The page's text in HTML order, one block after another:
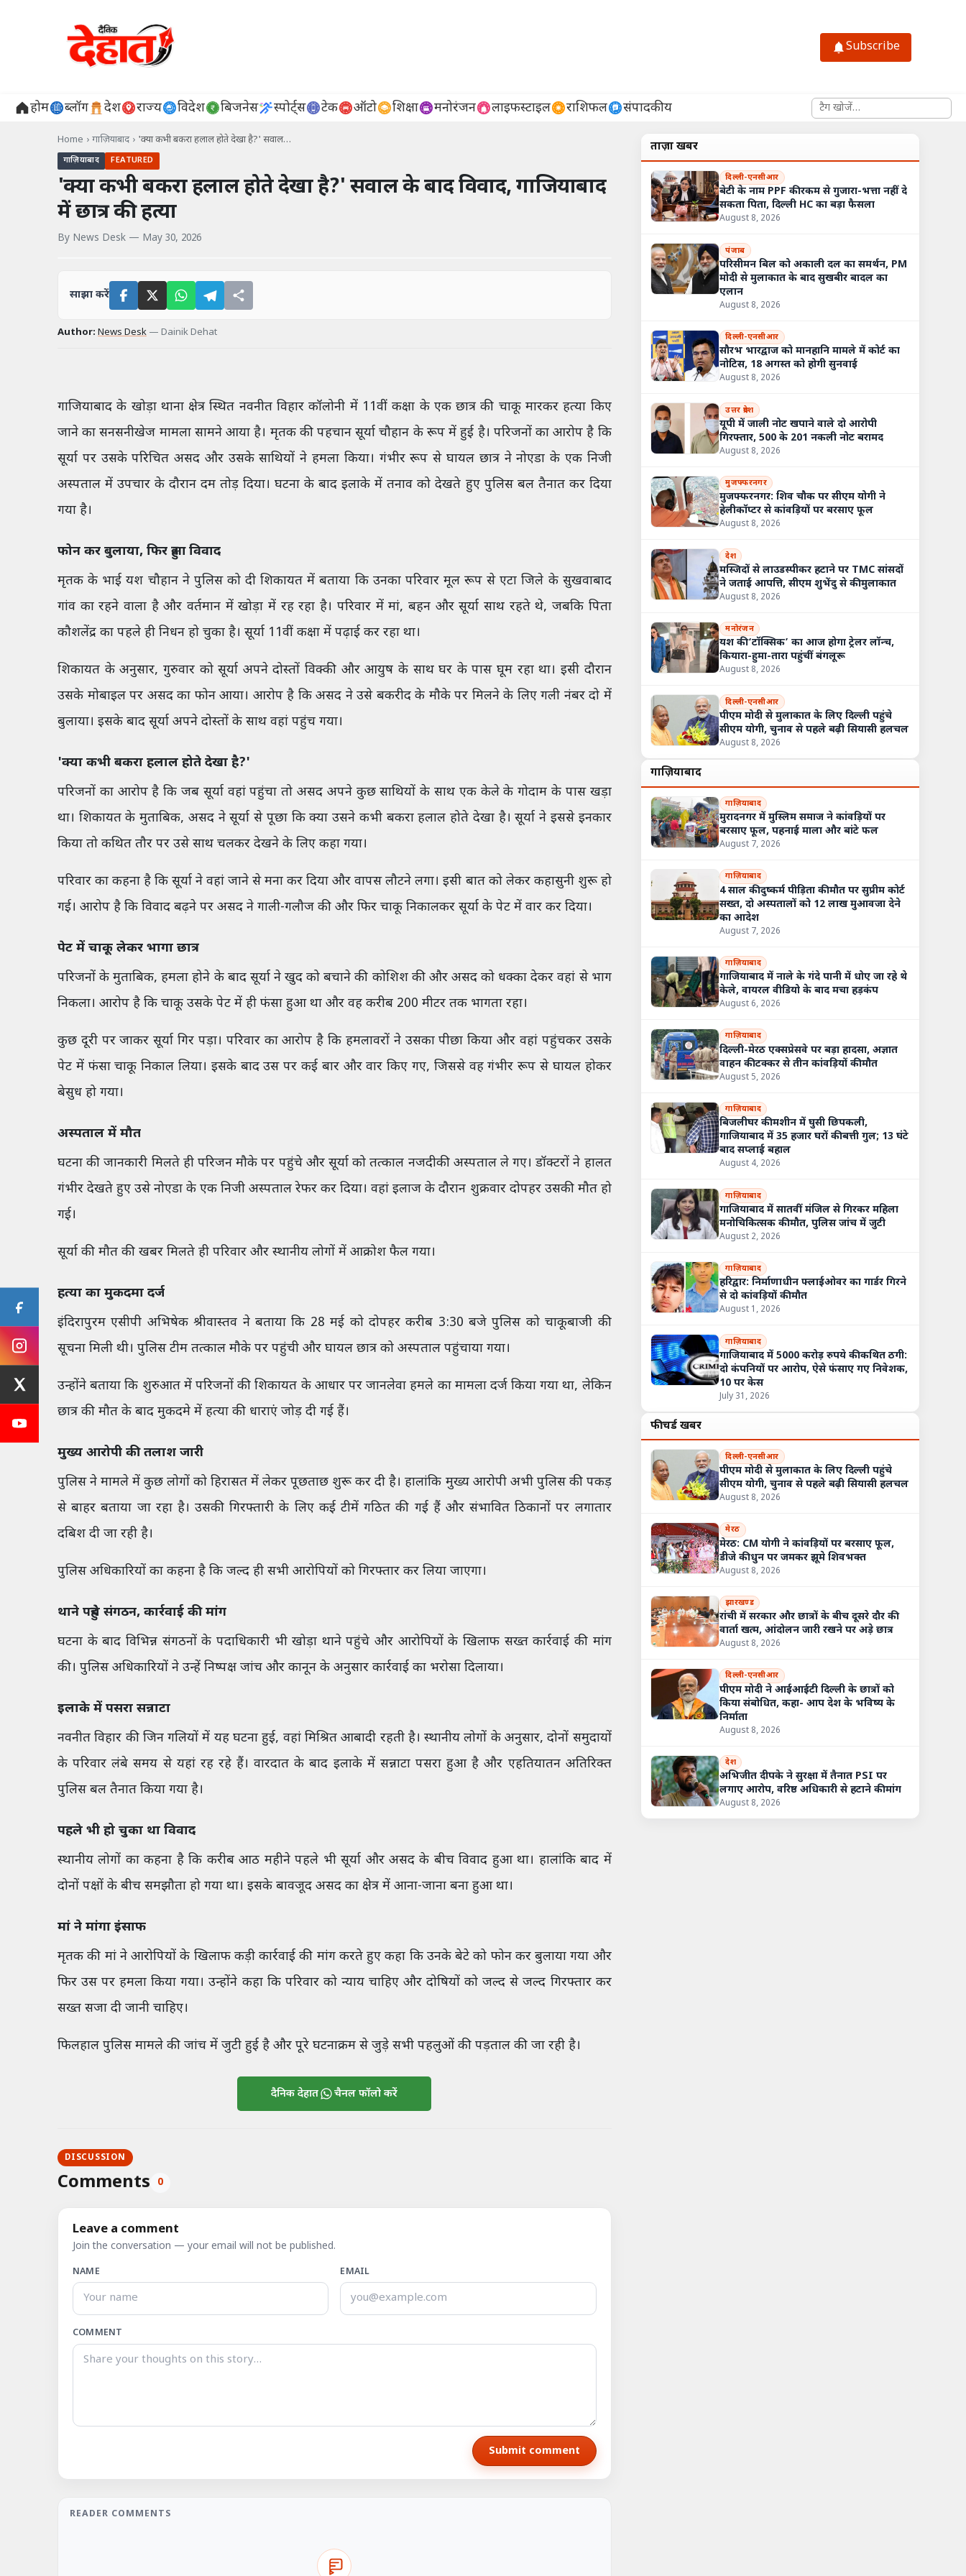
Subscribe
होम ब्लॉग देश राज्य विदेश बिजनेस स्पोर्ट्स टेक ऑटो शिक्षा मनोरंजन लाइफस्टाइल राशिफल संपादकीय साइट में खोजें
Home › गाज़ियाबाद › 'क्या कभी बकरा हलाल होते देखा है?' सवाल…
गाज़ियाबाद FEATURED
'क्या कभी बकरा हलाल होते देखा है?' सवाल के बाद विवाद, गाजियाबाद
में छात्र की हत्या
By News Desk — May 30, 2026
साझा करें
Author: News Desk — Dainik Dehat
गाजियाबाद के खोड़ा थाना क्षेत्र स्थित नवनीत विहार कॉलोनी में 11वीं कक्षा के एक छात्र की चाकू मारकर हत्या किए
जाने का सनसनीखेज मामला सामने आया है। मृतक की पहचान सूर्या चौहान के रूप में हुई है। परिजनों का आरोप है कि
सूर्या पर उसके परिचित असद और उसके साथियों ने हमला किया। गंभीर रूप से घायल छात्र ने नोएडा के एक निजी
अस्पताल में उपचार के दौरान दम तोड़ दिया। घटना के बाद इलाके में तनाव को देखते हुए पुलिस बल तैनात कर दिया
गया है।
फोन कर बुलाया, फिर हुआ विवाद
मृतक के भाई यश चौहान ने पुलिस को दी शिकायत में बताया कि उनका परिवार मूल रूप से एटा जिले के सुखवाबाद
गांव का रहने वाला है और वर्तमान में खोड़ा में रह रहा है। परिवार में मां, बहन और सूर्या साथ रहते थे, जबकि पिता
कौशलेंद्र का पहले ही निधन हो चुका है। सूर्या 11वीं कक्षा में पढ़ाई कर रहा था।
शिकायत के अनुसार, गुरुवार को सूर्या अपने दोस्तों विक्की और आयुष के साथ घर के पास घूम रहा था। इसी दौरान
उसके मोबाइल पर असद का फोन आया। आरोप है कि असद ने उसे बकरीद के मौके पर मिलने के लिए गली नंबर दो में
बुलाया। इसके बाद सूर्या अपने दोस्तों के साथ वहां पहुंच गया।
'क्या कभी बकरा हलाल होते देखा है?'
परिजनों का आरोप है कि जब सूर्या वहां पहुंचा तो असद अपने कुछ साथियों के साथ एक केले के गोदाम के पास खड़ा
था। शिकायत के मुताबिक, असद ने सूर्या से पूछा कि क्या उसने कभी बकरा हलाल होते देखा है। सूर्या ने इससे इनकार
किया तो कथित तौर पर उसे साथ चलकर देखने के लिए कहा गया।
परिवार का कहना है कि सूर्या ने वहां जाने से मना कर दिया और वापस लौटने लगा। इसी बात को लेकर कहासुनी शुरू हो
गई। आरोप है कि विवाद बढ़ने पर असद ने गाली-गलौज की और फिर चाकू निकालकर सूर्या के पेट में वार कर दिया।
पेट में चाकू लेकर भागा छात्र
परिजनों के मुताबिक, हमला होने के बाद सूर्या ने खुद को बचाने की कोशिश की और असद को धक्का देकर वहां से भाग
निकला। आरोप है कि चाकू उसके पेट में ही फंसा हुआ था और वह करीब 200 मीटर तक भागता रहा।
कुछ दूरी पर जाकर सूर्या गिर पड़ा। परिवार का आरोप है कि हमलावरों ने उसका पीछा किया और वहां पहुंचकर उसके
पेट में फंसा चाकू निकाल लिया। इसके बाद उस पर कई बार और वार किए गए, जिससे वह गंभीर रूप से घायल होकर
बेसुध हो गया।
अस्पताल में मौत
घटना की जानकारी मिलते ही परिजन मौके पर पहुंचे और सूर्या को तत्काल नजदीकी अस्पताल ले गए। डॉक्टरों ने हालत
गंभीर देखते हुए उसे नोएडा के एक निजी अस्पताल रेफर कर दिया। वहां इलाज के दौरान शुक्रवार दोपहर उसकी मौत हो
गई।
सूर्या की मौत की खबर मिलते ही परिवार और स्थानीय लोगों में आक्रोश फैल गया।
हत्या का मुकदमा दर्ज
इंदिरापुरम एसीपी अभिषेक श्रीवास्तव ने बताया कि 28 मई को दोपहर करीब 3:30 बजे पुलिस को चाकूबाजी की
सूचना मिली थी। पुलिस टीम तत्काल मौके पर पहुंची और घायल छात्र को अस्पताल पहुंचाया गया।
उन्होंने बताया कि शुरुआत में परिजनों की शिकायत के आधार पर जानलेवा हमले का मामला दर्ज किया गया था, लेकिन
छात्र की मौत के बाद मुकदमे में हत्या की धाराएं जोड़ दी गई हैं।
मुख्य आरोपी की तलाश जारी
पुलिस ने मामले में कुछ लोगों को हिरासत में लेकर पूछताछ शुरू कर दी है। हालांकि मुख्य आरोपी अभी पुलिस की पकड़
से बाहर बताया जा रहा है। उसकी गिरफ्तारी के लिए कई टीमें गठित की गई हैं और संभावित ठिकानों पर लगातार
दबिश दी जा रही है।
पुलिस अधिकारियों का कहना है कि जल्द ही सभी आरोपियों को गिरफ्तार कर लिया जाएगा।
थाने पहुंचे संगठन, कार्रवाई की मांग
घटना के बाद विभिन्न संगठनों के पदाधिकारी भी खोड़ा थाने पहुंचे और आरोपियों के खिलाफ सख्त कार्रवाई की मांग
की। पुलिस अधिकारियों ने उन्हें निष्पक्ष जांच और कानून के अनुसार कार्रवाई का भरोसा दिलाया।
इलाके में पसरा सन्नाटा
नवनीत विहार की जिन गलियों में यह घटना हुई, वहां मिश्रित आबादी रहती है। स्थानीय लोगों के अनुसार, दोनों समुदायों
के परिवार लंबे समय से यहां रह रहे हैं। वारदात के बाद इलाके में सन्नाटा पसरा हुआ है और एहतियातन अतिरिक्त
पुलिस बल तैनात किया गया है।
पहले भी हो चुका था विवाद
स्थानीय लोगों का कहना है कि करीब आठ महीने पहले भी सूर्या और असद के बीच विवाद हुआ था। हालांकि बाद में
दोनों पक्षों के बीच समझौता हो गया था। इसके बावजूद असद का क्षेत्र में आना-जाना बना हुआ था।
मां ने मांगा इंसाफ
मृतक की मां ने आरोपियों के खिलाफ कड़ी कार्रवाई की मांग करते हुए कहा कि उनके बेटे को फोन कर बुलाया गया और
फिर उस पर हमला किया गया। उन्होंने कहा कि परिवार को न्याय चाहिए और दोषियों को जल्द से जल्द गिरफ्तार कर
सख्त सजा दी जानी चाहिए।
फिलहाल पुलिस मामले की जांच में जुटी हुई है और पूरे घटनाक्रम से जुड़े सभी पहलुओं की पड़ताल की जा रही है।
दैनिक देहात चैनल फॉलो करें
DISCUSSION
Comments 0
Leave a comment
Join the conversation — your email will not be published.
NAME EMAIL
COMMENT
Submit comment
READER COMMENTS
ताज़ा खबरें
दिल्ली-एनसीआर
बेटी के नाम PPF की रकम से गुजारा-भत्ता नहीं दे
सकता पिता, दिल्ली HC का बड़ा फैसला
August 8, 2026
पंजाब
परिसीमन बिल को अकाली दल का समर्थन, PM
मोदी से मुलाकात के बाद सुखबीर बादल का
एलान
August 8, 2026
दिल्ली-एनसीआर
सौरभ भारद्वाज को मानहानि मामले में कोर्ट का
नोटिस, 18 अगस्त को होगी सुनवाई
August 8, 2026
उत्तर प्रदेश
यूपी में जाली नोट खपाने वाले दो आरोपी
गिरफ्तार, 500 के 201 नकली नोट बरामद
August 8, 2026
मुजफ्फरनगर
मुजफ्फरनगर: शिव चौक पर सीएम योगी ने
हेलीकॉप्टर से कांवड़ियों पर बरसाए फूल
August 8, 2026
देश
मस्जिदों से लाउडस्पीकर हटाने पर TMC सांसदों
ने जताई आपत्ति, सीएम शुभेंदु से की मुलाकात
August 8, 2026
मनोरंजन
यश की ‘टॉक्सिक’ का आज होगा ट्रेलर लॉन्च,
कियारा-हुमा-तारा पहुंचीं बंगलूरू
August 8, 2026
दिल्ली-एनसीआर
पीएम मोदी से मुलाकात के लिए दिल्ली पहुंचे
सीएम योगी, चुनाव से पहले बढ़ी सियासी हलचल
August 8, 2026
गाज़ियाबाद
गाज़ियाबाद
मुरादनगर में मुस्लिम समाज ने कांवड़ियों पर
बरसाए फूल, पहनाई माला और बांटे फल
August 7, 2026
गाज़ियाबाद
4 साल की दुष्कर्म पीड़िता की मौत पर सुप्रीम कोर्ट
सख्त, दो अस्पतालों को 12 लाख मुआवजा देने
का आदेश
August 7, 2026
गाज़ियाबाद
गाजियाबाद में नाले के गंदे पानी में धोए जा रहे थे
केले, वायरल वीडियो के बाद मचा हड़कंप
August 6, 2026
गाज़ियाबाद
दिल्ली-मेरठ एक्सप्रेसवे पर बड़ा हादसा, अज्ञात
वाहन की टक्कर से तीन कांवड़ियों की मौत
August 5, 2026
गाज़ियाबाद
बिजलीघर की मशीन में घुसी छिपकली,
गाजियाबाद में 35 हजार घरों की बत्ती गुल; 13 घंटे
बाद सप्लाई बहाल
August 4, 2026
गाज़ियाबाद
गाजियाबाद में सातवीं मंजिल से गिरकर महिला
मनोचिकित्सक की मौत, पुलिस जांच में जुटी
August 2, 2026
गाज़ियाबाद
हरिद्वार: निर्माणाधीन फ्लाईओवर का गार्डर गिरने
से दो कांवड़ियों की मौत
August 1, 2026
गाज़ियाबाद
गाजियाबाद में 5000 करोड़ रुपये की कथित ठगी:
दो कंपनियों पर आरोप, ऐसे फंसाए गए निवेशक,
10 पर केस
July 31, 2026
फीचर्ड खबरें
दिल्ली-एनसीआर
पीएम मोदी से मुलाकात के लिए दिल्ली पहुंचे
सीएम योगी, चुनाव से पहले बढ़ी सियासी हलचल
August 8, 2026
मेरठ
मेरठ: CM योगी ने कांवड़ियों पर बरसाए फूल,
डीजे की धुन पर जमकर झूमे शिवभक्त
August 8, 2026
झारखण्ड
रांची में सरकार और छात्रों के बीच दूसरे दौर की
वार्ता खत्म, आंदोलन जारी रखने पर अड़े छात्र
August 8, 2026
दिल्ली-एनसीआर
पीएम मोदी ने आईआईटी दिल्ली के छात्रों को
किया संबोधित, कहा- आप देश के भविष्य के
निर्माता
August 8, 2026
देश
अभिजीत दीपके ने सुरक्षा में तैनात PSI पर
लगाए आरोप, वरिष्ठ अधिकारी से हटाने की मांग
August 8, 2026